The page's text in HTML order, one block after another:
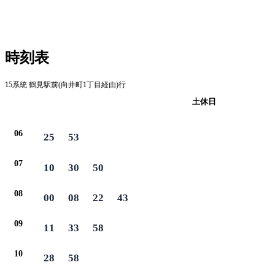
時刻表
15系統 鶴見駅前(向井町1丁目経由)行
土休日
06 25 53
07 10 30 50
08 00 08 22 43
09 11 33 58
10 28 58